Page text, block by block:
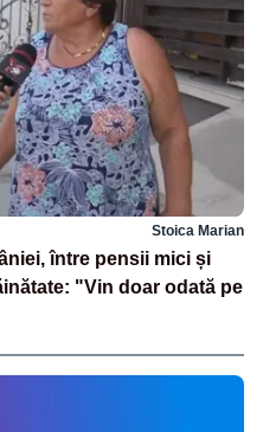
Stoica Marian
între pensii mici și
"Vin doar odată pe